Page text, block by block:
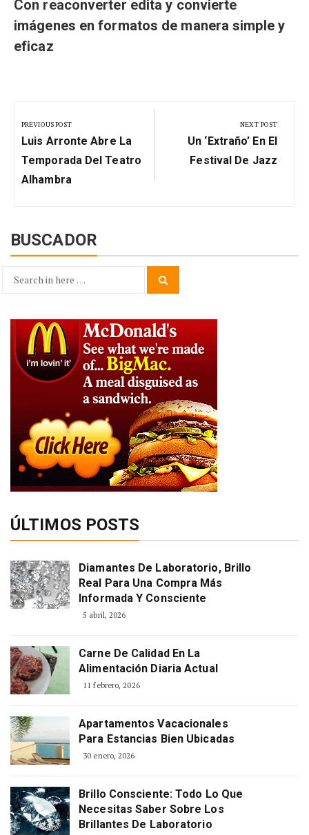
Con reaconverter edita y convierte
imágenes en formatos de manera simple y
eficaz
de
entradas
PREVIOUS POST
Previous
Post:
Luis Arronte Abre La
Temporada Del Teatro
Alhambra
NEXT POST
Next
Post:
Un ‘extraño’ En El
Festival De Jazz
BUSCADOR
Search
ÚLTIMOS POSTS
Diamantes De Laboratorio, Brillo
Real Para Una Compra Más
Informada Y Consciente
5 abril, 2026
Carne De Calidad En La
Alimentación Diaria Actual
11 febrero, 2026
Apartamentos Vacacionales
Para Estancias Bien Ubicadas
30 enero, 2026
Brillo Consciente: Todo Lo Que
Necesitas Saber Sobre Los
Brillantes De Laboratorio